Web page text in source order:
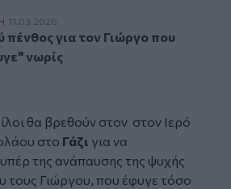
πένθος για τον Γιώργο που "έφυγε"
11.03.2026
πένθος για τον Γιώργο που
νωρίς
θα βρεθούν στον στον Ιερό
στο Γάζι για να
της ανάπαυσης της ψυχής
τους Γιώργου, που έφυγε τόσο